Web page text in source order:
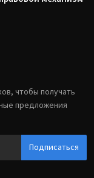
чтобы получать
предложения
Подписаться